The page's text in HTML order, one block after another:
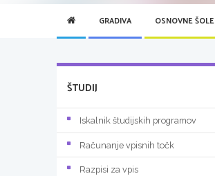
GRADIVA OSNOVNE ŠOLE
ŠTUDIJ
Iskalnik študijskih programov
Računanje vpisnih točk
Razpisi za vpis